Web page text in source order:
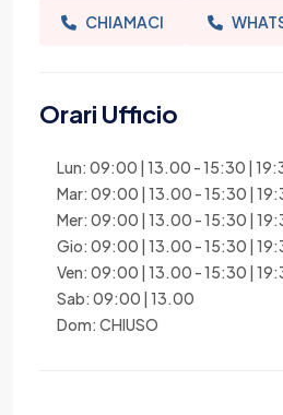
CHIAMACI
Orari Ufficio
Lun: 09:00 | 13.00 - 15:30 |
Mar: 09:00 | 13.00 - 15:30 |
Mer: 09:00 | 13.00 - 15:30 |
Gio: 09:00 | 13.00 - 15:30 |
Ven: 09:00 | 13.00 - 15:30 |
Sab: 09:00 | 13.00
Dom: CHIUSO